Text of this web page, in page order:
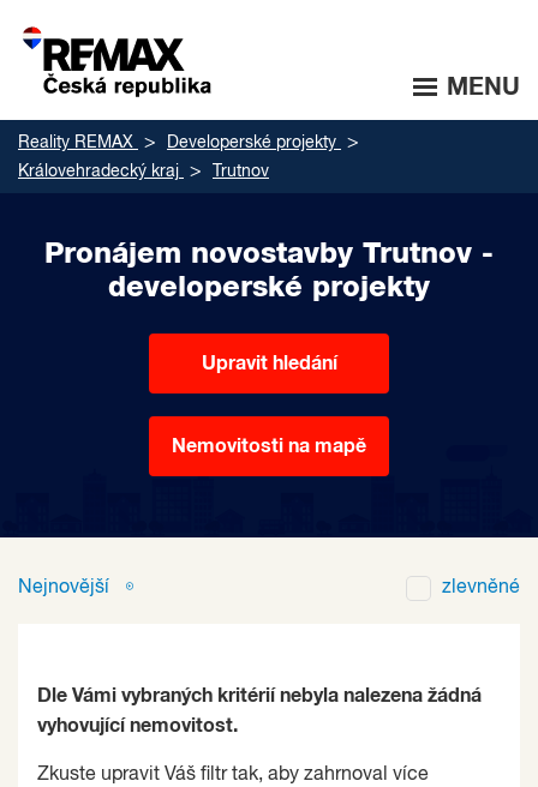
MENU
Reality REMAX
Developerské projekty
Královehradecký kraj
Trutnov
Pronájem novostavby Trutnov -
developerské projekty
Upravit hledání
Nemovitosti na mapě
Nejnovější zlevněné
Dle Vámi vybraných kritérií nebyla nalezena žádná
vyhovující nemovitost.
Zkuste upravit Váš filtr tak, aby zahrnoval více